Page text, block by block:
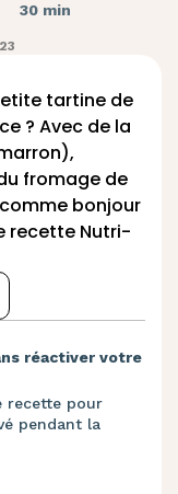
30 min
tartine de
? Avec de la
fromage de
bonjour
recette Nutri-
réactiver votre
recette pour
pendant la